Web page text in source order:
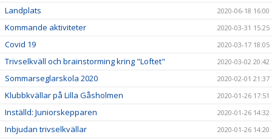
Landplats 2020-06-18 16:00
Kommande aktiviteter 2020-03-31 15:25
Covid 19 2020-03-17 18:05
Trivselkväll och brainstorming kring "Loftet" 2020-03-02 20:42
Sommarseglarskola 2020 2020-02-01 21:37
Klubbkvällar på Lilla Gåsholmen 2020-01-26 17:51
Inställd: Juniorskepparen 2020-01-26 14:32
Inbjudan trivselkvällar 2020-01-26 14:20